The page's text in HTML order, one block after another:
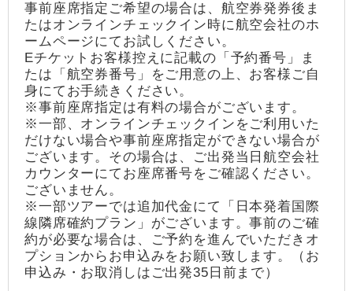
事前座席指定ご希望の場合は、航空券発券後ま
たはオンラインチェックイン時に航空会社のホ
ームページにてお試しください。
Eチケットお客様控えに記載の「予約番号」ま
たは「航空券番号」をご用意の上、お客様ご自
身にてお手続きください。
※事前座席指定は有料の場合がございます。
※一部、オンラインチェックインをご利用いた
だけない場合や事前座席指定ができない場合が
ございます。その場合は、ご出発当日航空会社
カウンターにてお座席番号をご確認ください。
ございません。
※一部ツアーでは追加代金にて「日本発着国際
線隣席確約プラン」がございます。事前のご確
約が必要な場合は、ご予約を進んでいただきオ
プションからお申込みをお願い致します。（お
申込み・お取消しはご出発35日前まで）